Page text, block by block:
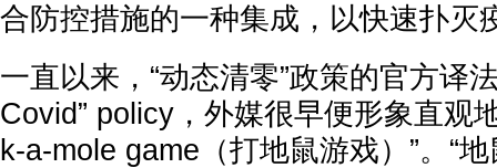
合防控措施的一种集成，以快速扑灭
一直以来，“动态清零”政策的官方译
Covid” policy，外媒很早便形象直观
k-a-mole game（打地鼠游戏）”。“